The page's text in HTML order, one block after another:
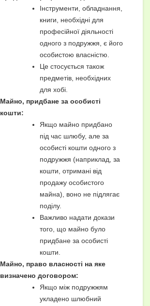
Інструменти, обладнання,
книги, необхідні для
професійної діяльності
одного з подружжя, є його
особистою власністю.
Це стосується також
предметів, необхідних
для хобі.
Майно, придбане за особисті
кошти:
Якщо майно придбано
під час шлюбу, але за
особисті кошти одного з
подружжя (наприклад, за
кошти, отримані від
продажу особистого
майна), воно не підлягає
поділу.
Важливо надати докази
того, що майно було
придбане за особисті
кошти.
Майно, право власності на яке
визначено договором:
Якщо між подружжям
укладено шлюбний